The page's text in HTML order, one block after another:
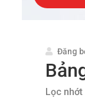
Đăng
Lọc